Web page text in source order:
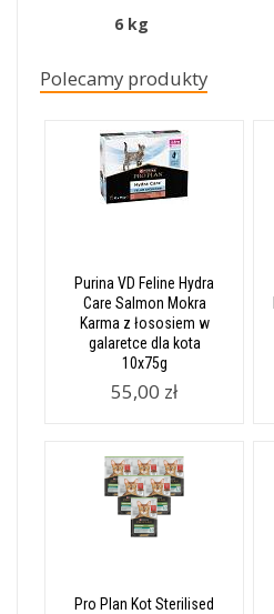
6 kg
Polecamy produkty
Purina VD Feline Hydra
Care Salmon Mokra
Karma z łososiem w
galaretce dla kota
10x75g
55,00 zł
Pro Plan Kot Sterilised